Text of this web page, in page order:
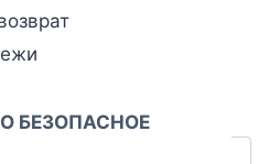
БЕЗОПАСНОЕ